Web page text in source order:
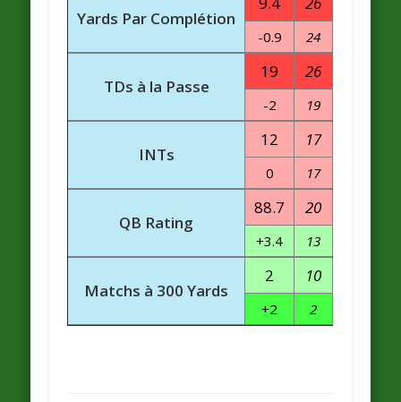
Yards Par Complétion
-0.9 24
TDs à la Passe
19 26
-2 19
INTs
12 17
0 17
QB Rating
88.7 20
+3.4 13
Matchs à 300 Yards
2 10
+2 2